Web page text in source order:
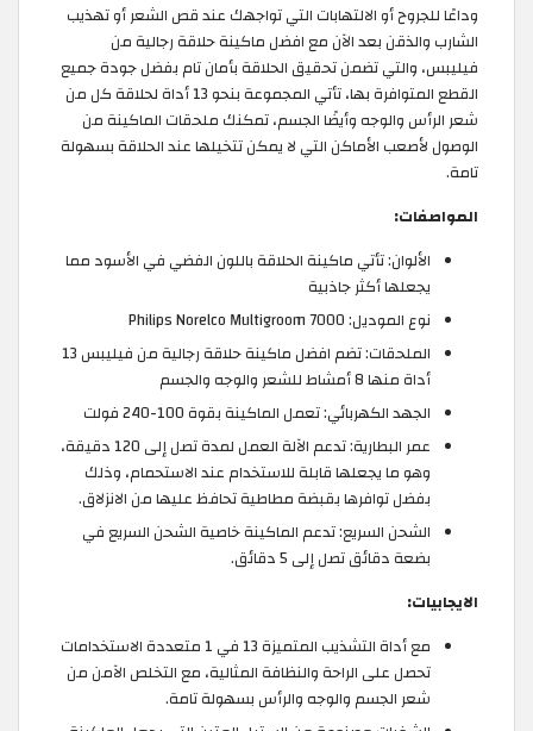
وداعًا للجروح أو الالتهابات التي تواجهك عند قص الشعر أو تهذيب
الشارب والذقن بعد الآن مع افضل ماكينة حلاقة رجالية من
فيليبس، والتي تضمن تحقيق الحلاقة بأمان تام بفضل جودة جميع
القطع المتوافرة بها، تأتي المجموعة بنحو 13 أداة لحلاقة كل من
شعر الرأس والوجه وأيضًا الجسم، تمكنك ملحقات الماكينة من
الوصول لأصعب الأماكن التي لا يمكن تتخيلها عند الحلاقة بسهولة
تامة.
المواصفات:
الألوان: تأتي ماكينة الحلاقة باللون الفضي في الأسود مما
يجعلها أكثر جاذبية
نوع الموديل: Philips Norelco Multigroom 7000
الملحقات: تضم افضل ماكينة حلاقة رجالية من فيليبس 13
أداة منها 8 أمشاط للشعر والوجه والجسم
الجهد الكهربائي: تعمل الماكينة بقوة 100-240 فولت
عمر البطارية: تدعم الآلة العمل لمدة تصل إلى 120 دقيقة،
وهو ما يجعلها قابلة للاستخدام عند الاستحمام، وذلك
بفضل توافرها بقبضة مطاطية تحافظ عليها من الانزلاق.
الشحن السريع: تدعم الماكينة خاصية الشحن السريع في
بضعة دقائق تصل إلى 5 دقائق.
الايجابيات:
مع أداة التشذيب المتميزة 13 في 1 متعددة الاستخدامات
تحصل على الراحة والنظافة المثالية، مع التخلص الآمن من
شعر الجسم والوجه والرأس بسهولة تامة.